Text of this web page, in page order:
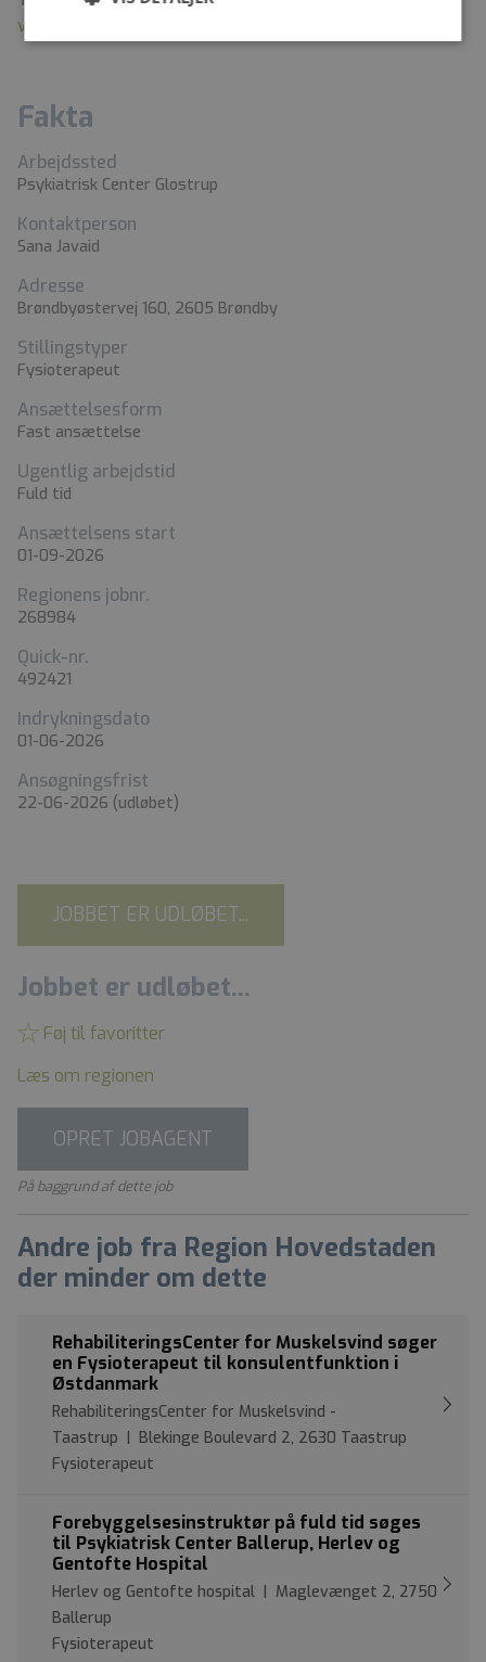
vibeke.tauber@regionh.dk
Fakta
Arbejdssted
Psykiatrisk Center Glostrup
Kontaktperson
Sana Javaid
Adresse
Brøndbyøstervej 160, 2605 Brøndby
Stillingstyper
Fysioterapeut
Ansættelsesform
Fast ansættelse
Ugentlig arbejdstid
Fuld tid
Ansættelsens start
01-09-2026
Regionens jobnr.
268984
Quick-nr.
492421
Indrykningsdato
01-06-2026
Ansøgningsfrist
22-06-2026 (udløbet)
JOBBET ER UDLØBET...
Jobbet er udløbet...
Føj til favoritter
Læs om regionen
OPRET JOBAGENT
På baggrund af dette job
Andre job fra Region Hovedstaden
der minder om dette
RehabiliteringsCenter for Muskelsvind søger
en Fysioterapeut til konsulentfunktion i
Østdanmark
RehabiliteringsCenter for Muskelsvind -
Taastrup | Blekinge Boulevard 2, 2630 Taastrup
Fysioterapeut
Forebyggelsesinstruktør på fuld tid søges
til Psykiatrisk Center Ballerup, Herlev og
Gentofte Hospital
Herlev og Gentofte hospital | Maglevænget 2, 2750
Ballerup
Fysioterapeut